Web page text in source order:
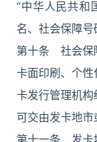
“中华人民共和
名、社会保障号
第十条 社会保
卡面印刷、个
卡发行管理机构
可交由发卡地市
第十一条 发卡